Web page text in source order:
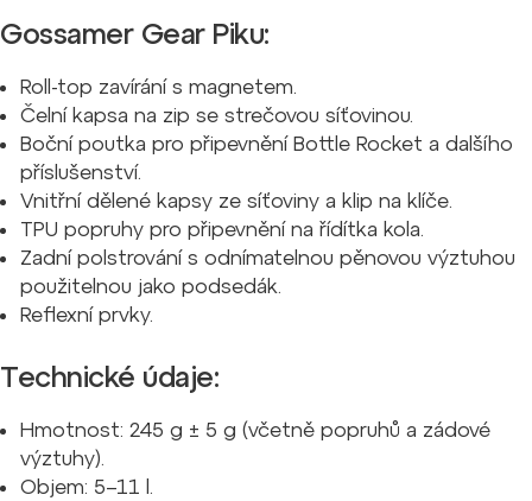
Gossamer Gear Piku:
Roll-top zavírání s magnetem.
Čelní kapsa na zip se strečovou síťovinou.
Boční poutka pro připevnění Bottle Rocket a dalšího
příslušenství.
Vnitřní dělené kapsy ze síťoviny a klip na klíče.
TPU popruhy pro připevnění na řídítka kola.
Zadní polstrování s odnímatelnou pěnovou výztuhou
použitelnou jako podsedák.
Reflexní prvky.
Technické údaje:
Hmotnost: 245 g ± 5 g (včetně popruhů a zádové
výztuhy).
Objem: 5–11 l.